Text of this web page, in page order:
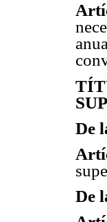
De
De